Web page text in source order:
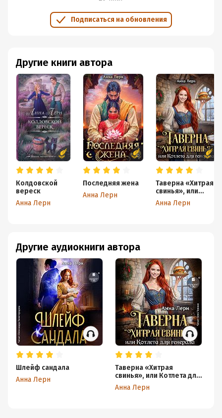
без особых вывертов сюжета. Самое то для
предпраздничного чтения.
Подписаться на обновления
Другие книги автора
Колдовской
вереск
Анна Лерн
Последняя жена
Анна Лерн
Таверна «Хитрая
свинья», или
Котлета для
генерала
Анна Лерн
Другие аудиокниги автора
Шлейф сандала
Анна Лерн
Таверна «Хитрая
свинья», или Котлета для
генерала
Анна Лерн